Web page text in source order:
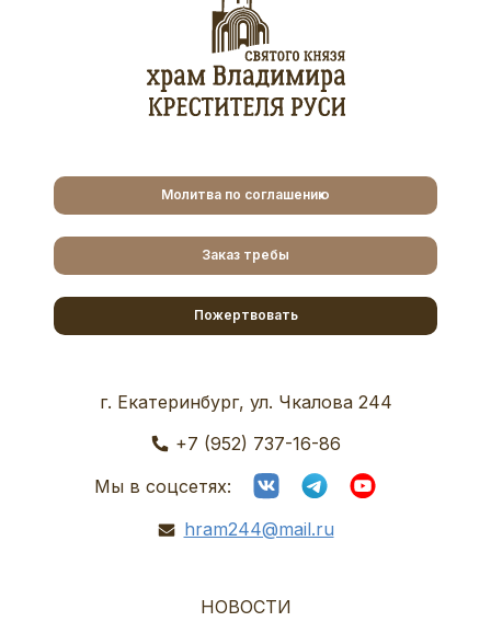
Молитва по соглашению
Заказ требы
Пожертвовать
г. Екатеринбург, ул. Чкалова 244
+7 (952) 737-16-86
Мы в соцсетях:
hram244@mail.ru
НОВОСТИ